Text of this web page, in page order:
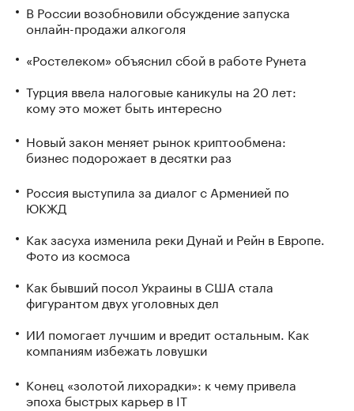
В России возобновили обсуждение запуска
онлайн-продажи алкоголя
«Ростелеком» объяснил сбой в работе Рунета
Турция ввела налоговые каникулы на 20 лет:
кому это может быть интересно
Новый закон меняет рынок криптообмена:
бизнес подорожает в десятки раз
Россия выступила за диалог с Арменией по
ЮКЖД
Как засуха изменила реки Дунай и Рейн в Европе.
Фото из космоса
Как бывший посол Украины в США стала
фигурантом двух уголовных дел
ИИ помогает лучшим и вредит остальным. Как
компаниям избежать ловушки
Конец «золотой лихорадки»: к чему привела
эпоха быстрых карьер в IT